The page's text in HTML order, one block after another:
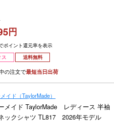
ポイント還元率を表示
ス
送料無料
の注文で最短当日出荷
イド（TaylorMade）
メイド TaylorMade レディース 半袖
ックシャツ TL817 2026年モデル